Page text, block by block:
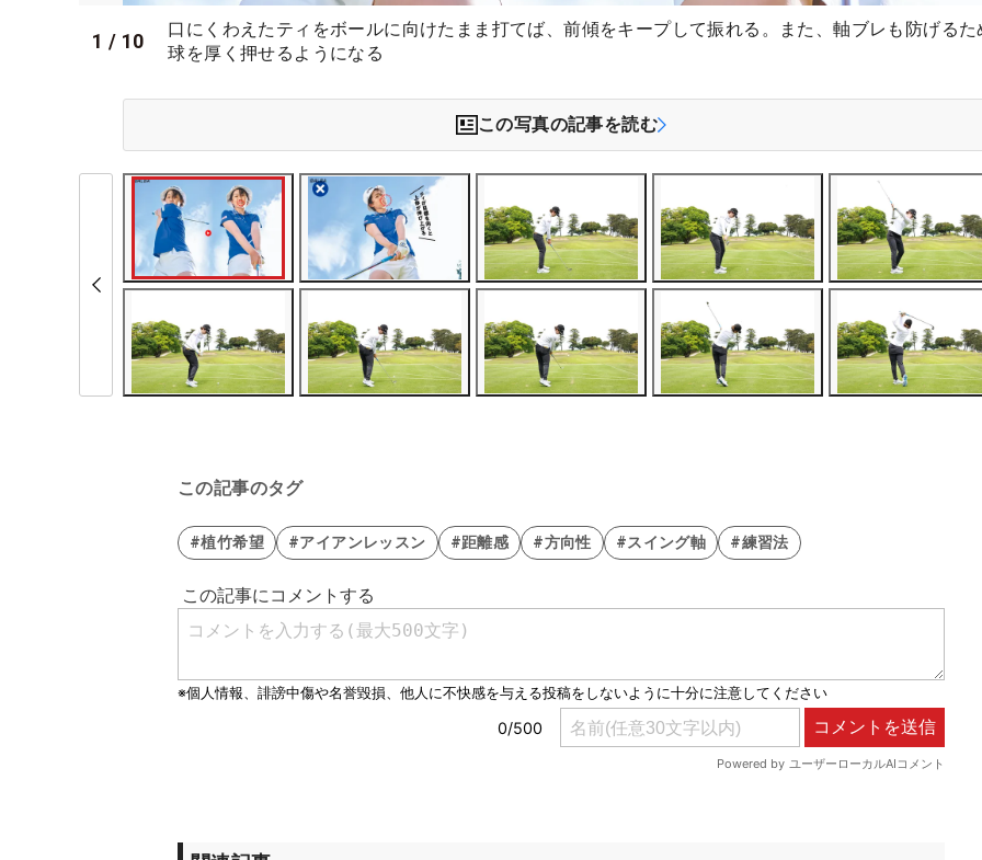
1 / 10
口にくわえたティをボールに向けたまま打てば、前傾をキープして振れる。また、軸ブレも防げるた
球を厚く押せるようになる
この写真の記事を読む
この記事のタグ
#植竹希望 #アイアンレッスン #距離感 #方向性 #スイング軸 #練習法